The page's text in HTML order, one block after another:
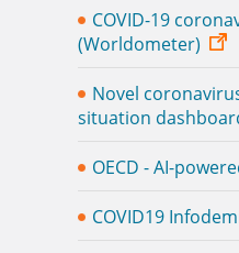
COVID-19
(Worldometer)
Novel
situation
OECD - AI-
COVID19